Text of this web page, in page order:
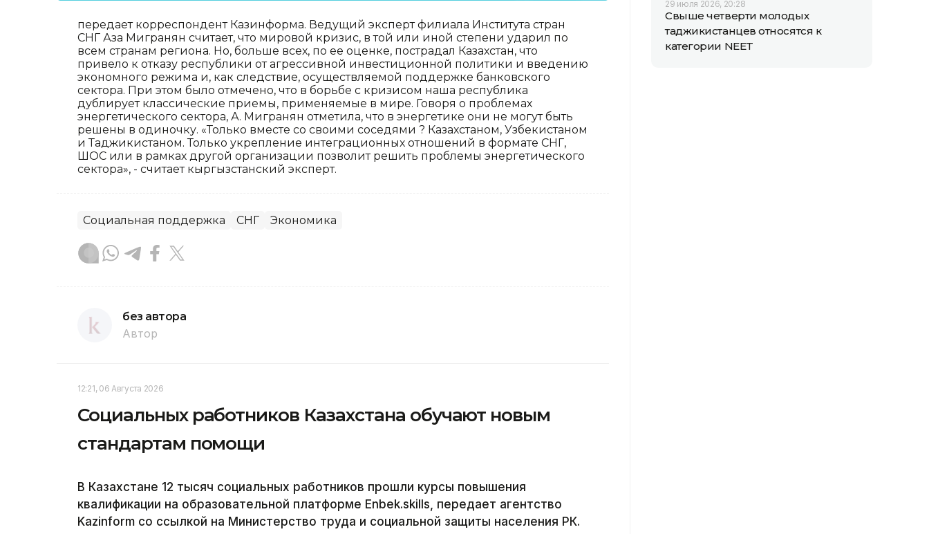
передает корреспондент Казинформа. Ведущий эксперт филиала Института стран
СНГ Аза Мигранян считает, что мировой кризис, в той или иной степени ударил по
всем странам региона. Но, больше всех, по ее оценке, пострадал Казахстан, что
привело к отказу республики от агрессивной инвестиционной политики и введению
экономного режима и, как следствие, осуществляемой поддержке банковского
сектора. При этом было отмечено, что в борьбе с кризисом наша республика
дублирует классические приемы, применяемые в мире. Говоря о проблемах
энергетического сектора, А. Мигранян отметила, что в энергетике они не могут быть
решены в одиночку. «Только вместе со своими соседями ? Казахстаном, Узбекистаном
и Таджикистаном. Только укрепление интеграционных отношений в формате СНГ,
ШОС или в рамках другой организации позволит решить проблемы энергетического
сектора», - считает кыргызстанский эксперт.
Социальная поддержка СНГ Экономика
без автора
Автор
12:21, 06 Августа 2026
Социальных работников Казахстана обучают новым
стандартам помощи
В Казахстане 12 тысяч социальных работников прошли курсы повышения
квалификации на образовательной платформе Enbek.skills, передает агентство
Kazinform со ссылкой на Министерство труда и социальной защиты населения РК.
29 июля 2026, 20:28
Свыше четверти молодых
таджикистанцев относятся к
категории NEET